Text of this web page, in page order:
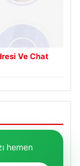
Ve Chat
hemen